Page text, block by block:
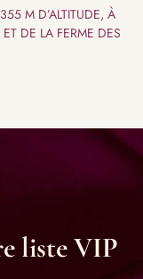
M D’ALTITUDE, À
DE LA FERME DES
liste VIP